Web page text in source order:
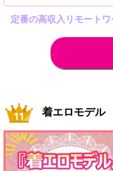
定番の高収入リモートワ
着エロモデル